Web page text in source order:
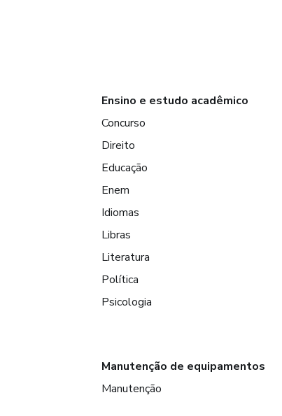
Ensino e estudo acadêmico
Concurso
Direito
Educação
Enem
Idiomas
Libras
Literatura
Política
Psicologia
Manutenção de equipamentos
Manutenção